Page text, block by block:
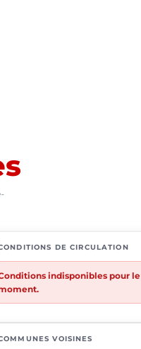
DE CIRCULATION
indisponibles pour le
VOISINES